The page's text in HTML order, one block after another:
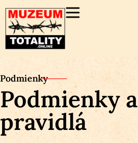
Podmienky
Podmienky a
pravidlá